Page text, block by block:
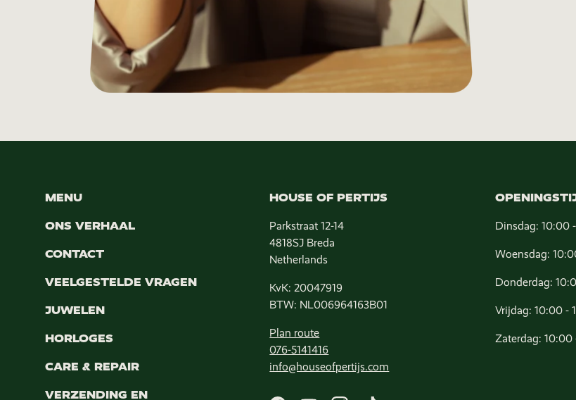
MENU
ONS VERHAAL
CONTACT
VEELGESTELDE VRAGEN
JUWELEN
HORLOGES
CARE & REPAIR
VERZENDING EN
HOUSE OF PERTIJS
Parkstraat 12-14
4818SJ Breda
Netherlands
KvK: 20047919
BTW: NL006964163B01
Plan route
076-5141416
info@houseofpertijs.com
Dinsdag: 10:00
Woensdag:
Donderdag:
Vrijdag: 10:00 -
Zaterdag: 10:00